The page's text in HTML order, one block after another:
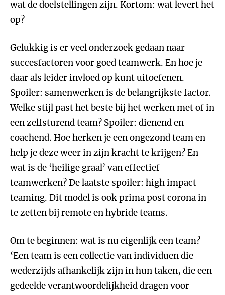
wat de doelstellingen zijn. Kortom: wat levert het
op?
Gelukkig is er veel onderzoek gedaan naar
succesfactoren voor goed teamwerk. En hoe je
daar als leider invloed op kunt uitoefenen.
Spoiler: samenwerken is de belangrijkste factor.
Welke stijl past het beste bij het werken met of in
een zelfsturend team? Spoiler: dienend en
coachend. Hoe herken je een ongezond team en
help je deze weer in zijn kracht te krijgen? En
wat is de ‘heilige graal’ van effectief
teamwerken? De laatste spoiler: high impact
teaming. Dit model is ook prima post corona in
te zetten bij remote en hybride teams.
Om te beginnen: wat is nu eigenlijk een team?
‘Een team is een collectie van individuen die
wederzijds afhankelijk zijn in hun taken, die een
gedeelde verantwoordelijkheid dragen voor